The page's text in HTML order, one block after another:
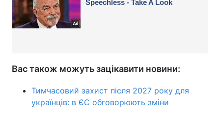
Вас також можуть зацікавити новини:
Тимчасовий захист після 2027 року для
українців: в ЄС обговорюють зміни